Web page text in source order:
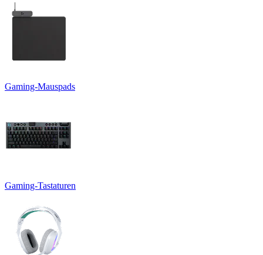
Gaming-Mauspads
Gaming-Tastaturen